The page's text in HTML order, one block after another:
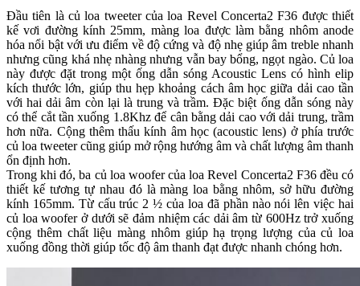
Đầu tiên là củ loa tweeter của loa Revel Concerta2 F36 được thiết
kế vơi đường kính 25mm, màng loa được làm bằng nhôm anode
hóa nổi bật với ưu điểm về độ cứng và độ nhẹ giúp âm treble nhanh
nhưng cũng khá nhẹ nhàng nhưng vẫn bay bổng, ngọt ngào. Củ loa
này được đặt trong một ống dẫn sóng Acoustic Lens có hình elip
kích thước lớn, giúp thu hẹp khoảng cách âm học giữa dải cao tần
với hai dải âm còn lại là trung và trầm. Đặc biệt ống dẫn sóng này
có thể cắt tần xuống 1.8Khz để cân bằng dải cao với dải trung, trầm
hơn nữa. Cộng thêm thấu kính âm học (acoustic lens) ở phía trước
củ loa tweeter cũng giúp mở rộng hướng âm và chất lượng âm thanh
ổn định hơn.
Trong khi đó, ba củ loa woofer của loa Revel Concerta2 F36 đều có
thiết kế tương tự nhau đó là màng loa bằng nhôm, sở hữu đường
kính 165mm. Từ cấu trúc 2 ½ của loa đã phần nào nói lên việc hai
củ loa woofer ở dưới sẽ đảm nhiệm các dải âm từ 600Hz trở xuống
cộng thêm chất liệu màng nhôm giúp hạ trọng lượng của củ loa
xuống đồng thời giúp tốc độ âm thanh đạt được nhanh chóng hơn.